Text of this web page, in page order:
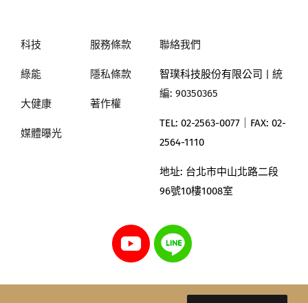
科技
綠能
大健康
媒體曝光
服務條款
隱私條款
著作權
聯絡我們
智璞科技股份有限公司
| 統
編: 90350365
TEL: 02-2563-0077｜ FAX: 02-
2564-1110
地址: 台北市中山北路二段
96號10樓1008室